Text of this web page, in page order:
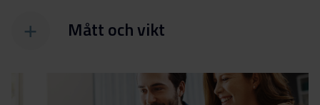
Mått och vikt